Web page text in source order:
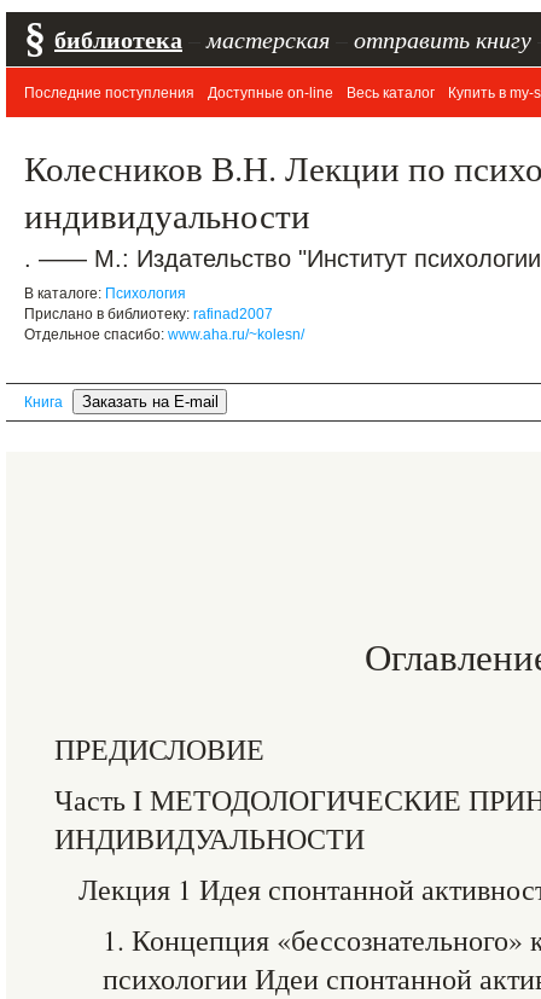
§ библиотека мастерская отправить книгу
Последние поступления Доступные on-line Весь каталог Купить в my-
Колесников В.Н. Лекции по
индивидуальности
. —— М.: Издательство "Институт
В каталоге: Психология
Прислано в библиотеку: rafinad2007
Отдельное спасибо: www.aha.ru/~kolesn/
Книга
ПРЕДИСЛОВИЕ
Часть I МЕТОДОЛОГИЧЕСКИЕ
ИНДИВИДУАЛЬНОСТИ
Лекция 1 Идея спонтанной
1. Концепция
психологии Идеи спонтанной